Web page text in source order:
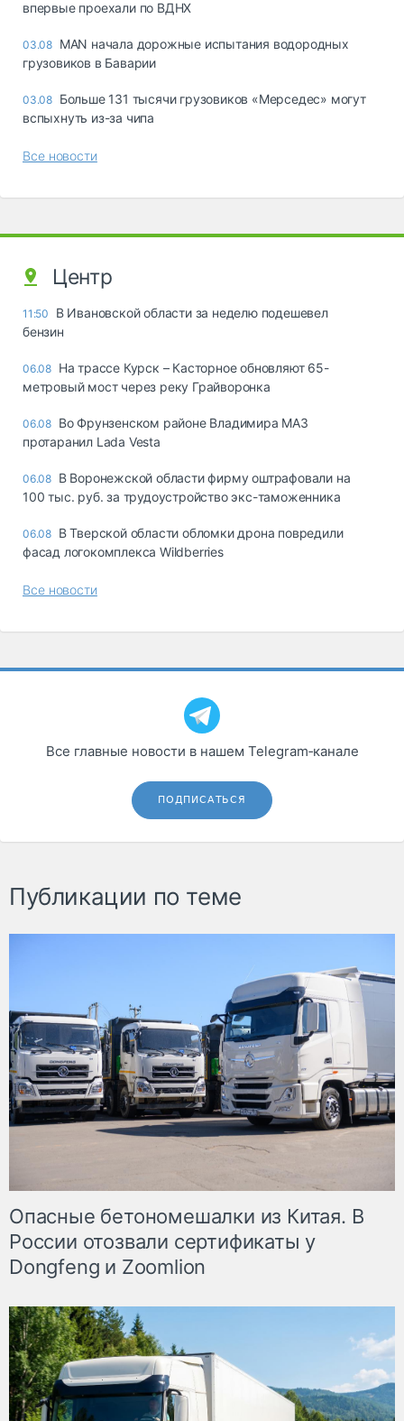
впервые проехали по ВДНХ
03.08 MAN начала дорожные испытания водородных
грузовиков в Баварии
03.08 Больше 131 тысячи грузовиков «Мерседес» могут
вспыхнуть из-за чипа
Все новости
Центр
11:50
В Ивановской области за неделю подешевел
бензин
06.08 На трассе Курск – Касторное обновляют 65-
метровый мост через реку Грайворонка
06.08 Во Фрунзенском районе Владимира МАЗ
протаранил Lada Vesta
06.08 В Воронежской области фирму оштрафовали на
100 тыс. руб. за трудоустройство экс-таможенника
06.08 В Тверской области обломки дрона повредили
фасад логокомплекса Wildberries
Все новости
Все главные новости в нашем Telegram‑канале
ПОДПИСАТЬСЯ
Публикации по теме
Опасные бетономешалки из Китая. В
России отозвали сертификаты у
Dongfeng и Zoomlion